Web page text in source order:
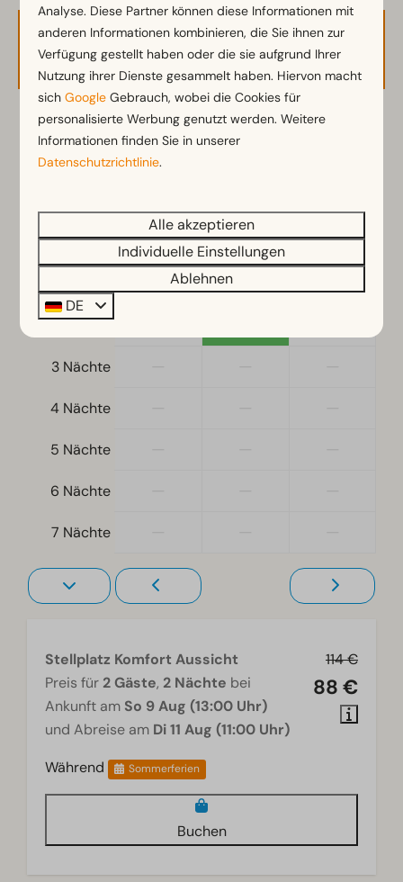
Verfügbarkeit und Preis
2 Gäste
Sa
8 Aug
So
9 Aug
Mo
57 €
2 Nächte
3 Nächte
4 Nächte
5 Nächte
6 Nächte
7 Nächte
114 €
88 €
Stellplatz Komfort Aussicht
Preis für 2 Gäste, 2 Nächte bei
Ankunft am So 9 Aug (13:00 Uhr)
und Abreise am Di 11 Aug (11:00 Uhr)
Während
Sommerferien
Buchen
Analyse. Diese Partner können diese Informationen mit
anderen Informationen kombinieren, die Sie ihnen zur
Verfügung gestellt haben oder die sie aufgrund Ihrer
Nutzung ihrer Dienste gesammelt haben. Hiervon macht
sichGoogle Gebrauch, wobei die Cookies für
personalisierte Werbung genutzt werden. Weitere
Informationen finden Sie in unserer
Datenschutzrichtlinie.
Alle akzeptieren
Individuelle Einstellungen
Ablehnen
DE